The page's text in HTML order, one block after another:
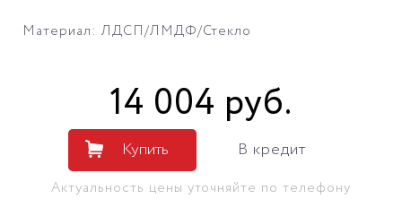
Материал: ЛДСП/ЛМДФ/Стекло
14 004 руб.
Купить В кредит
Актуальность цены уточняйте по телефону